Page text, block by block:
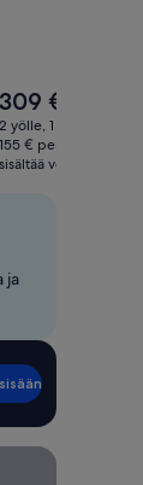
Hinta
on
309 €
309 €
2 yölle, 1 asunto
155 € per yö
sisältää verot ja
ja